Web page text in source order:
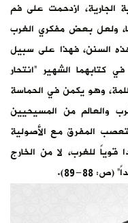
الجارية، ازدحمت على فم
ولعل بعض مفكري الغرب
السنن، فهذا على سبيل
كتابهما الشهير “انتحار
وهو يكمن في الحماسة
والعالم من المسيحيين
المفرق مع الأصولية
قوياً للغرب، لا من الخارج
88-89).